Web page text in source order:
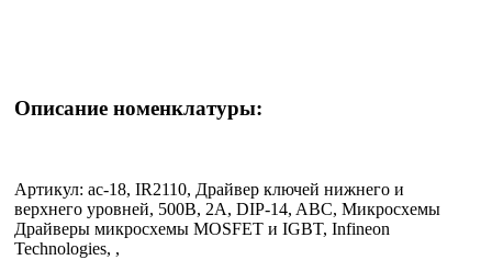
Описание номенклатуры:
Артикул: ac-18, IR2110, Драйвер ключей нижнего и
верхнего уровней, 500В, 2А, DIP-14, ABC, Микросхемы
Драйверы микросхемы MOSFET и IGBT, Infineon
Technologies, ,